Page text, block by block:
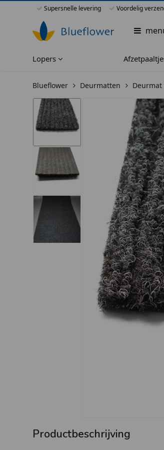
Supersnelle levering Voordelig
Lopers
Blueflower Deurmatten
Productbeschrijving